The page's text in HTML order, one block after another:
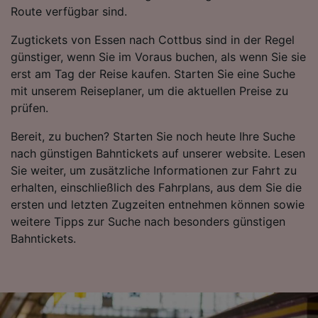
Route verfügbar sind.
Zugtickets von Essen nach Cottbus sind in der Regel
günstiger, wenn Sie im Voraus buchen, als wenn Sie sie
erst am Tag der Reise kaufen. Starten Sie eine Suche
mit unserem Reiseplaner, um die aktuellen Preise zu
prüfen.
Bereit, zu buchen? Starten Sie noch heute Ihre Suche
nach günstigen Bahntickets auf unserer website. Lesen
Sie weiter, um zusätzliche Informationen zur Fahrt zu
erhalten, einschließlich des Fahrplans, aus dem Sie die
ersten und letzten Zugzeiten entnehmen können sowie
weitere Tipps zur Suche nach besonders günstigen
Bahntickets.
Folgendes bereitzustellen:
Verwendung genauer Standortdaten.
Endgeräteeigenschaften zur Identifikation
aktiv abfragen. Speichern von oder Zugriff auf
Informationen auf einem Endgerät.
Personalisierte Werbung und Inhalte, Messung
von Werbeleistung und der Performance von
Inhalten, Zielgruppenforschung sowie
Angeboten.
Liste der Partner (Lieferanten)